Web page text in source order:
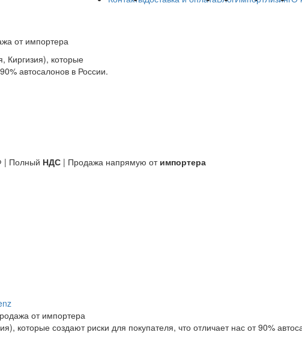
от импортера
Киргизия), которые
автосалонов в России.
| Полный НДС | Продажа напрямую от импортера
от импортера
которые создают риски для покупателя, что отличает нас от 90%